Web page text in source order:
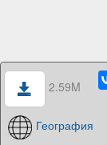
2.59M
География